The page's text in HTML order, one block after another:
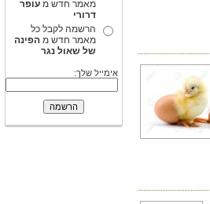
מאמר חדש מ עופר
דרורי
הרשמה לקבל כל
מאמר חדש מ הפינה
של שאול נגר
אימייל שלך: